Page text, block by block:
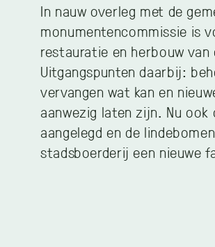
In nauw overleg met de
monumentencommissie is
restauratie en herbouw
Uitgangspunten daarbij:
vervangen wat kan en
aanwezig laten zijn. Nu
aangelegd en de
stadsboerderij een nieuwe